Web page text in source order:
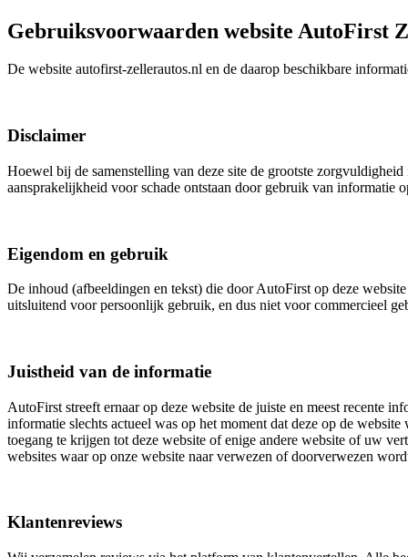
Gebruiksvoorwaarden website AutoFirst
De website autofirst-zellerautos.nl en de daarop beschikbare
Disclaimer
Hoewel bij de samenstelling van deze site de grootste
aansprakelijkheid voor schade ontstaan door gebruik van informatie
Eigendom en gebruik
De inhoud (afbeeldingen en tekst) die door AutoFirst op deze
uitsluitend voor persoonlijk gebruik, en dus niet voor commercieel
Juistheid van de informatie
AutoFirst streeft ernaar op deze website de juiste en meest recente
informatie slechts actueel was op het moment dat deze op de
toegang te krijgen tot deze website of enige andere website of uw
websites waar op onze website naar verwezen of doorverwezen
Klantenreviews